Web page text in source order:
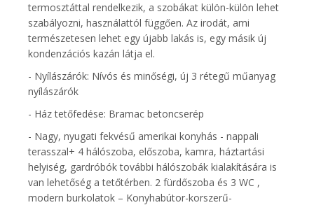
termosztáttal rendelkezik, a szobákat külön-külön lehet
szabályozni, használattól függően. Az irodát, ami
természetesen lehet egy újabb lakás is, egy másik új
kondenzációs kazán látja el.
- Nyílászárók: Nívós és minőségi, új 3 rétegű műanyag
nyílászárók
- Ház tetőfedése: Bramac betoncserép
- Nagy, nyugati fekvésű amerikai konyhás - nappali
terasszal+ 4 hálószoba, előszoba, kamra, háztartási
helyiség, gardróbók további hálószobák kialakítására is
van lehetőség a tetőtérben. 2 fürdőszoba és 3 WC ,
modern burkolatok – Konyhabútor-korszerű-